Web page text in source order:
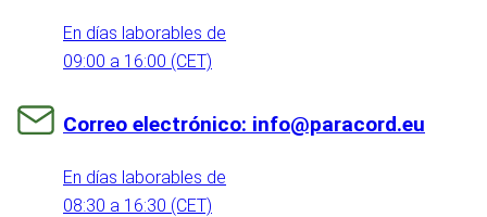
En días laborables de
09:00 a 16:00 (CET)
Correo electrónico: info@paracord.eu
En días laborables de
08:30 a 16:30 (CET)